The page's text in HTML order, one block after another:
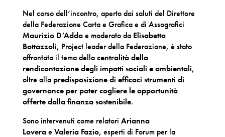
Nel corso dell’incontro, aperto dai saluti del Direttore
della Federazione Carta e Grafica e di Assografici
Maurizio D’Addae moderato da Elisabetta
Bottazzoli, Project leader della Federazione, è stato
affrontato il tema dellacentralità della
rendicontazione degli impatti sociali e ambientali,
oltre alla predisposizione di efficaci strumenti di
governance per poter cogliere le opportunità
offerte dalla finanza sostenibile.
Sono intervenuti come relatori Arianna
Loverae Valeria Fazio, esperti di Forum per la